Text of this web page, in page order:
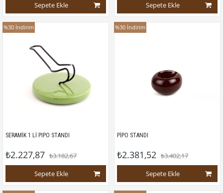
Sepete Ekle
Sepete Ekle
SERAMİK 1 Lİ PIPO STANDI
₺2.227,87 ₺3.182,67
Sepete Ekle
%30 İndirim
PİPO STANDI
₺2.381,52 ₺3.402,17
Sepete Ekle
%30 İndirim